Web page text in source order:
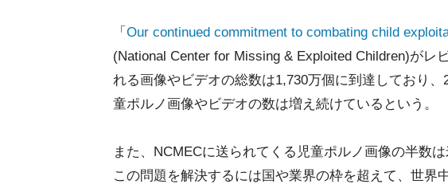
「 Our continued commitment to combating child
(National Center for Missing & Exploited Children)がレ
れる画像やビデオの総数は1,730万個に到達しており
童ポルノ画像やビデオの数は増え続けているという。
また、NCMECに送られてくる児童ポルノ画像の半数
この問題を解決するには国や業界の枠を超えて、世界